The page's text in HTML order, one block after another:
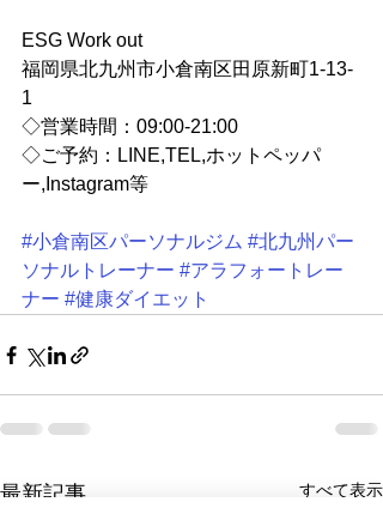
ESG Work out
福岡県北九州市小倉南区田原新町1-13-
1
◇営業時間：09:00-21:00
◇ご予約：LINE,TEL,ホットペッパ
ー,Instagram等
#小倉南区パーソナルジム #北九州パー
ソナルトレーナー #アラフォートレー
ナー #健康ダイエット
最新記事 すべて表示